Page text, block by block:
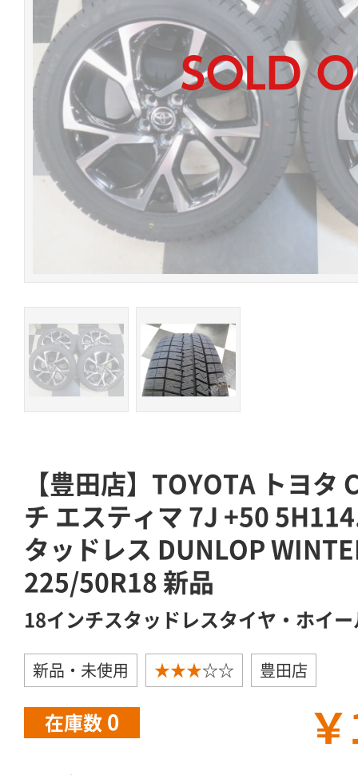
【豊田店】TOYOTA トヨタ
チ エスティマ 7J +50
タッドレス DUNLOP
225/50R18 新品
18インチスタッドレスタイヤ・ホイ
新品・未使用 ★★★☆☆ 豊田店
在庫数 0